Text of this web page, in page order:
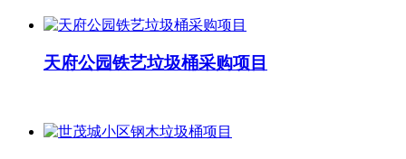
天府公园铁艺垃圾桶采购项目